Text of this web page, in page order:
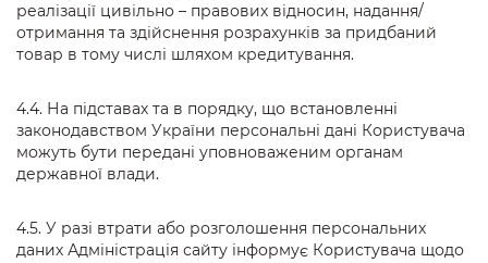
реалізації цивільно – правових відносин, надання/
отримання та здійснення розрахунків за придбаний
товар в тому числі шляхом кредитування.
4.4. На підставах та в порядку, що встановленні
законодавством України персональні дані Користувача
можуть бути передані уповноваженим органам
державної влади.
4.5. У разі втрати або розголошення персональних
даних Адміністрація сайту інформує Користувача щодо